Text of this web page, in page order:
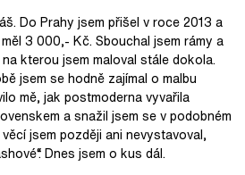
Do Prahy jsem přišel v roce 2013 a
3 000,- Kč. Sbouchal jsem rámy a
kterou jsem maloval stále dokola.
jsem se hodně zajímal o malbu
mě, jak postmoderna vyvařila
a snažil jsem se v podobném
jsem později ani nevystavoval,
Dnes jsem o kus dál.